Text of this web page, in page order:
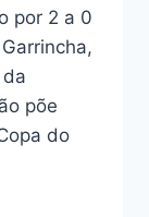
por 2 a 0
põe
do